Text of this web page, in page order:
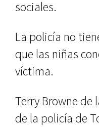
sociales.
La policía no
que las niñas
víctima.
Terry Browne
de la policía de